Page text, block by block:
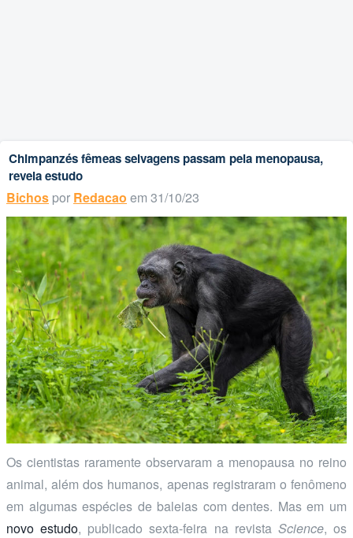
Chimpanzés fêmeas selvagens passam pela menopausa,
revela estudo
Bichos por Redacao em 31/10/23
Os cientistas raramente observaram a menopausa no reino
animal, além dos humanos, apenas registraram o fenômeno
em algumas espécies de baleias com dentes. Mas em um
novo estudo, publicado sexta-feira na revista Science, os